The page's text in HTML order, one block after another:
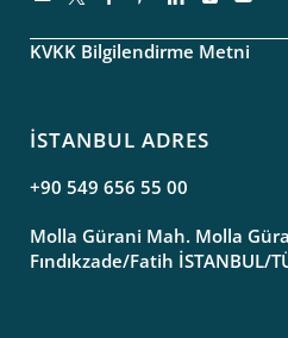
KVKK Bilgilendirme Metni
İSTANBUL ADRES
+90 549 656 55 00
Molla Gürani Mah. Molla
Fındıkzade/Fatih İSTANBUL/